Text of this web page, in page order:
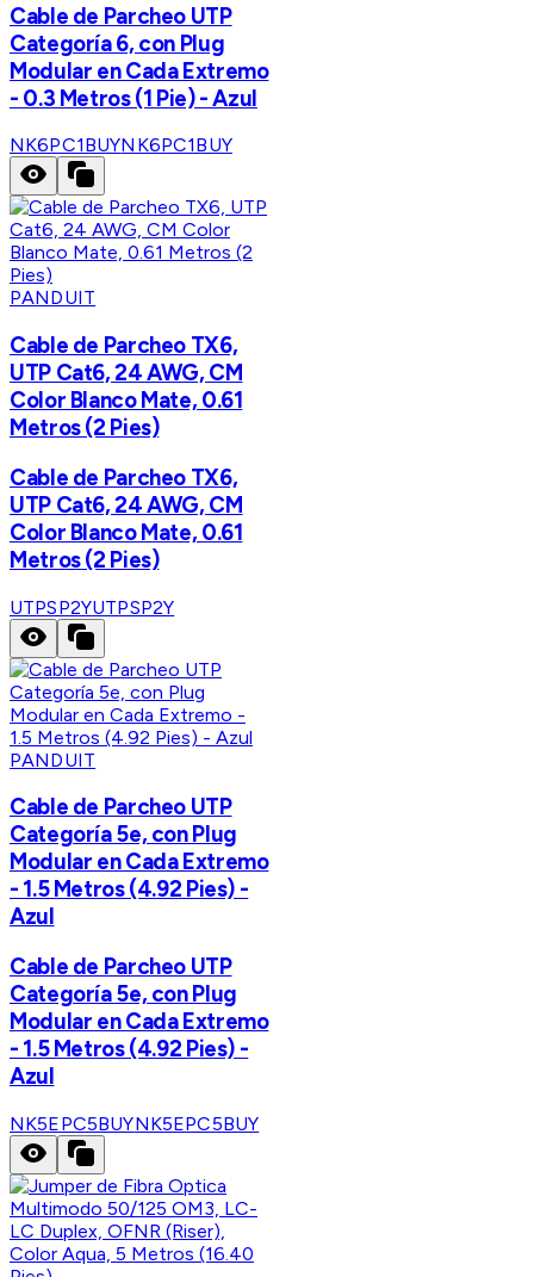
Cable de Parcheo UTP
Categoría 6, con Plug
Modular en Cada Extremo
- 0.3 Metros (1 Pie) - Azul
NK6PC1BUYNK6PC1BUY
PANDUIT
Cable de Parcheo TX6,
UTP Cat6, 24 AWG, CM
Color Blanco Mate, 0.61
Metros (2 Pies)
Cable de Parcheo TX6,
UTP Cat6, 24 AWG, CM
Color Blanco Mate, 0.61
Metros (2 Pies)
UTPSP2YUTPSP2Y
PANDUIT
Cable de Parcheo UTP
Categoría 5e, con Plug
Modular en Cada Extremo
- 1.5 Metros (4.92 Pies) -
Azul
Cable de Parcheo UTP
Categoría 5e, con Plug
Modular en Cada Extremo
- 1.5 Metros (4.92 Pies) -
Azul
NK5EPC5BUYNK5EPC5BUY